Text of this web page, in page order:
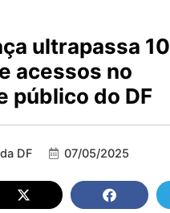
ultrapassa 10
acessos no
público do DF
DF 07/05/2025